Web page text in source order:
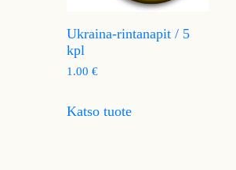
Ukraina-rintanapit / 5
kpl
1.00 €
Katso tuote